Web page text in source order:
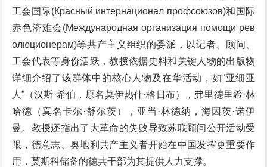
工会国际(Красный интернационал профсоюзов)和国际
赤色济难会(Международная организация помощи рев
олюционерам)等共产主义组织的委派，以记者、顾问、
工会代表等身份活跃，教授依据史料和关键人物的出版物
详细介绍了该群体中的核心人物及在华活动，如“亚细亚
人”（汉斯·希伯，原名莫伊热什·格日布），弗里德里希·林
哈德（真名卡尔·舒尔茨），亚当·林德纳，海因茨·诺伊
曼。教授还指出了大革命的失败导致苏联顾问公开活动受
限，德意志、奥地利共产主义者开始在中国发挥更重要作
用，莫斯科储备的德共干部为其提供人力支撑。